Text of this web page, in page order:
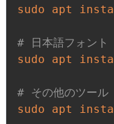
sudo
apt
# 日本語フォント
sudo
apt
# その他のツール
sudo
apt